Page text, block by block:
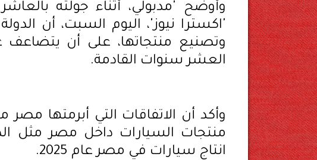
وأوضح 'مدبولي، أثناء جولته
'اكسترا نيوز'، اليوم السبت، أن
وتصنيع منتجاتها، على أن
العشر سنوات القادمة.
وأكد أن الاتفاقات التي أبرمتها
منتجات السيارات داخل مصر مثل
انتاج سيارات في مصر عام 2025.